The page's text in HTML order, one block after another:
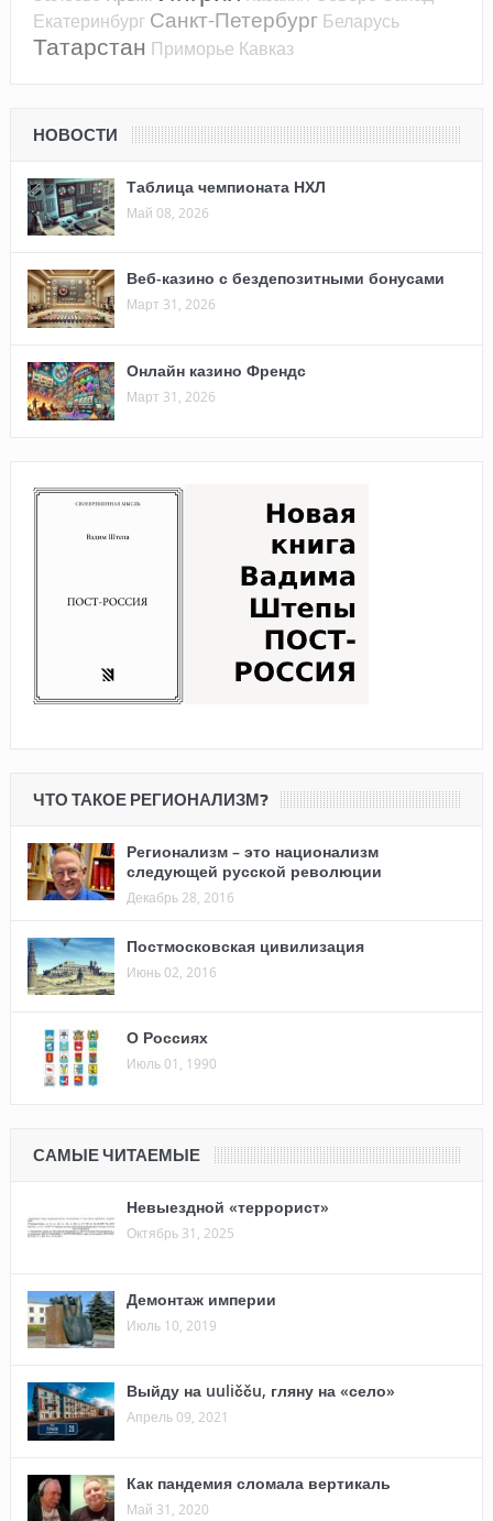
Екатеринбург Санкт-Петербург Беларусь
Татарстан Приморье Кавказ
НОВОСТИ
Таблица чемпионата НХЛ
Май 08, 2026
Веб-казино с бездепозитными бонусами
Март 31, 2026
Онлайн казино Френдс
Март 31, 2026
ЧТО ТАКОЕ РЕГИОНАЛИЗМ?
Регионализм – это национализм
следующей русской революции
Декабрь 28, 2016
Постмосковская цивилизация
Июнь 02, 2016
О Россиях
Июль 01, 1990
САМЫЕ ЧИТАЕМЫЕ
Невыездной «террорист»
Октябрь 31, 2025
Демонтаж империи
Июль 10, 2019
Выйду на uuličču, гляну на «село»
Апрель 09, 2021
Как пандемия сломала вертикаль
Май 31, 2020